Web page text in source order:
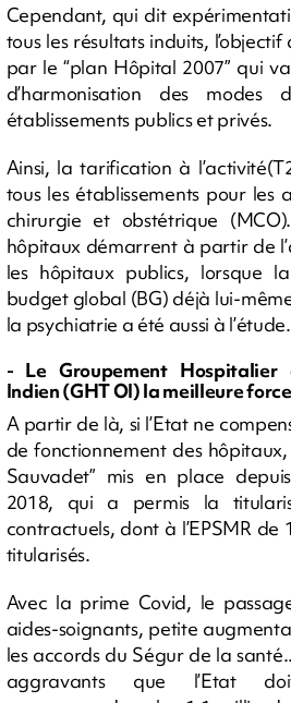
Cependant, qui dit
tous les résultats induits,
par le “plan Hôpital 2007” qui
d’harmonisation des modes
établissements publics et privés.
Ainsi, la tarification à
tous les établissements pour les
chirurgie et obstétrique
hôpitaux démarrent à partir de
les hôpitaux publics, lorsque
budget global (BG) déjà lui-
la psychiatrie a été aussi à l’étude.
- Le Groupement Hospitalier
Indien (GHT OI) la meilleure
A partir de là, si l’Etat ne
de fonctionnement des
Sauvadet” mis en place
2018, qui a permis la
contractuels, dont à l’EPSMR
titularisés.
Avec la prime Covid, le
aides-soignants, petite
les accords du Ségur de la
aggravants que l’Etat